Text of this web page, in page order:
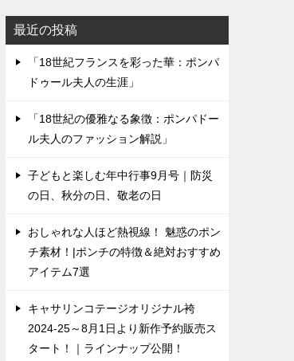
最近の投稿
「18世紀フランスを彩った華：ポンパ
ドゥール夫人の生涯」
「18世紀の優雅なる象徴：ポンパドー
ル夫人のファッション解説」
子どもと楽しむ年中行事9月号｜防災
の日、秋分の日、敬老の日
おしゃれな人ほど熱視線！ 魅惑のポン
チ素材！|ポンチの特徴＆絶対おすすめ
アイテム7選
キャサリンコテージオリジナル袴
2024-25～8月1日より新作予約販売ス
タート！｜ラインナップ公開！